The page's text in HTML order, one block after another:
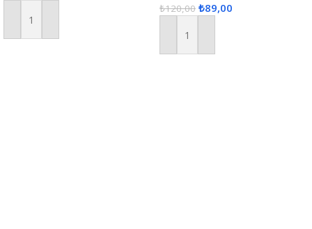
Sepete Ekle
₺120,00 ₺89,00
Sepete Ekle